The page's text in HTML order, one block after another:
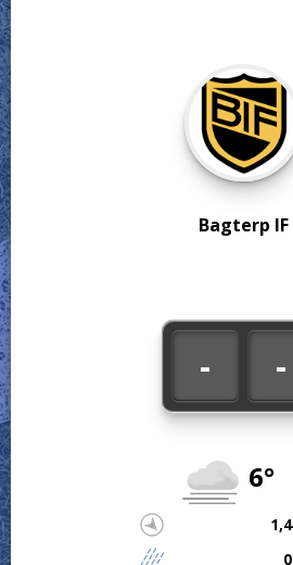
- -
6°
1,4
0
Bagterp IF